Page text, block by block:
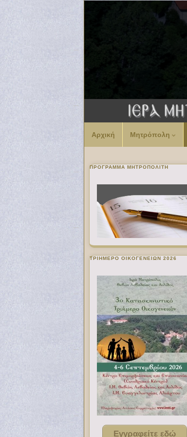
Αρχική Μητρόπολη
ΠΡΌΓΡΑΜΜΑ ΜΗΤΡΟΠΟΛΊΤΗ
ΤΡΙΗΜΕΡΟ ΟΙΚΟΓΕΝΕΙΩΝ 2026
Εγγραφείτε εδώ